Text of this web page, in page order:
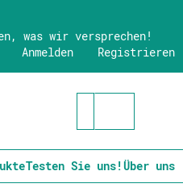
was wir versprechen!
Registrieren
Anmelden
Testen Sie uns!Über uns